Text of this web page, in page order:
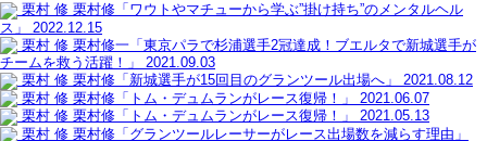
栗村 修 栗村修「ワウトやマチューから学ぶ”掛け持ち”のメンタルヘル
ス」
2022.12.15
栗村 修 栗村修一「東京パラで杉浦選手2冠達成！ブエルタで新城選手が
チームを救う活躍！」
2021.09.03
栗村 修 栗村修「新城選手が15回目のグランツール出場へ」
2021.08.12
栗村 修 栗村修「トム・デュムランがレース復帰！」
2021.06.07
栗村 修 栗村修「トム・デュムランがレース復帰！」
2021.05.13
栗村 修 栗村修「グランツールレーサーがレース出場数を減らす理由」